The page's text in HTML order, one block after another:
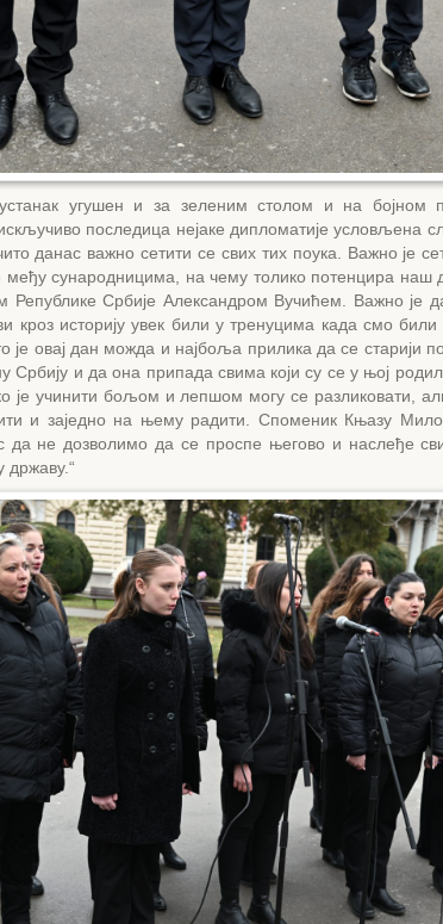
угушен и за зеленим столом и на бојном
искључиво последица нејаке дипломатије условљена
данас важно сетити се свих тих поука. Важно је
међу сународницима, на чему толико потенцира наш
Републике Србије Александром Вучићем. Важно је
кроз историју увек били у тренуцима када смо били
је овај дан можда и најбоља прилика да се старији
Србију и да она припада свима који су се у њој
учинити бољом и лепшом могу се разликовати,
и заједно на њему радити. Споменик Књазу
да не дозволимо да се проспе његово и наслеђе
државу.“